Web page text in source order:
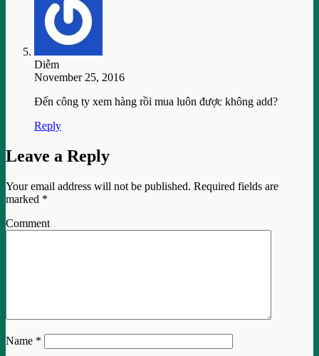
Diễm
November 25, 2016
Đến công ty xem hàng rồi mua luôn được không add?
Reply
Leave a Reply
Your email address will not be published. Required fields are
marked *
Comment
Name *